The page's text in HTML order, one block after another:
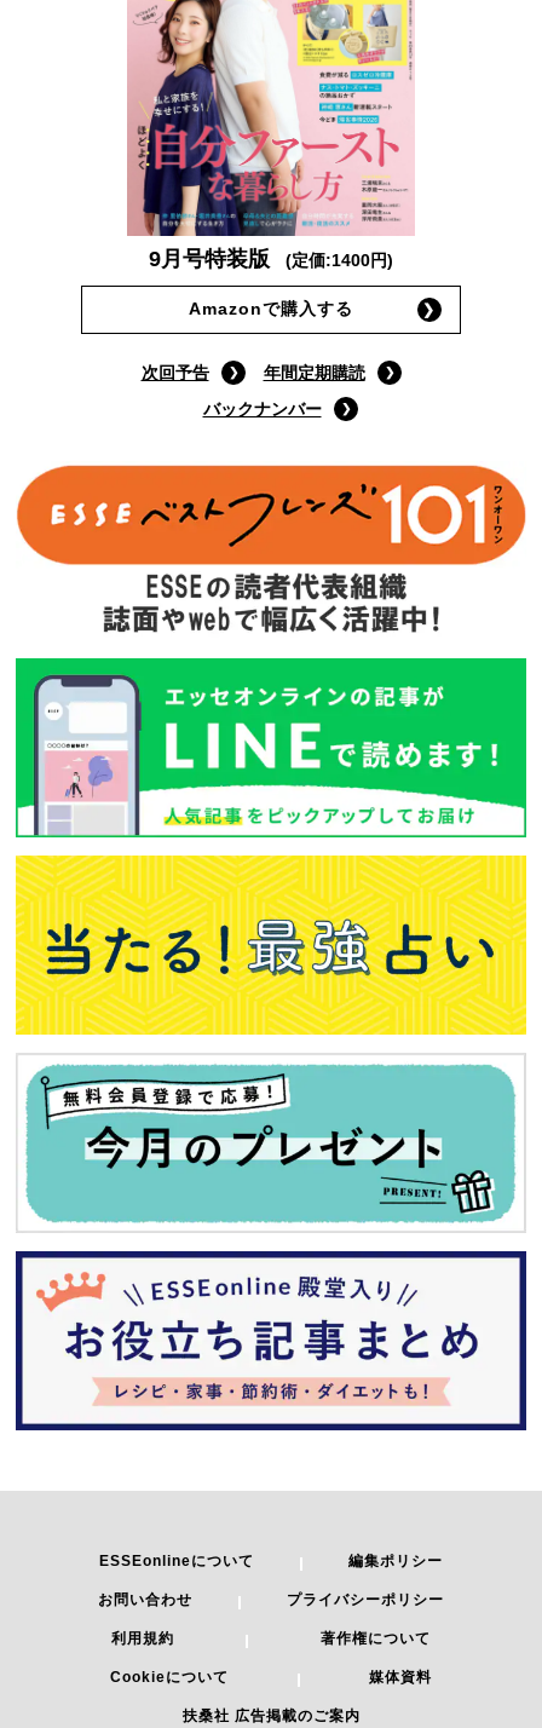
9月号特装版 (定価:1400円)
Amazonで購入する
次回予告
年間定期購読
バックナンバー
ESSEonlineについて 編集ポリシー
お問い合わせ プライバシーポリシー
利用規約 著作権について
Cookieについて 媒体資料
扶桑社 広告掲載のご案内